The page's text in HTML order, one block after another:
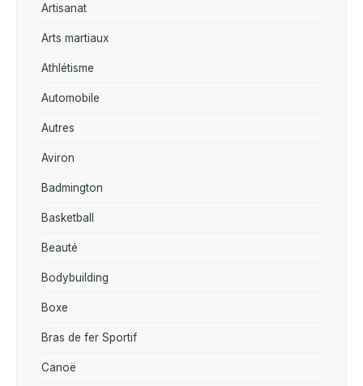
Artisanat
Arts martiaux
Athlétisme
Automobile
Autres
Aviron
Badmington
Basketball
Beauté
Bodybuilding
Boxe
Bras de fer Sportif
Canoë